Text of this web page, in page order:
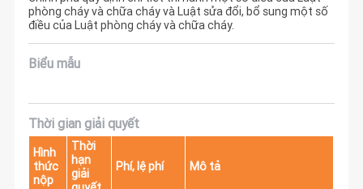
phòng cháy và chữa cháy và Luật sửa đổi, bổ sung một số
điều của Luật phòng cháy và chữa cháy.
Biểu mẫu
Thời gian giải quyết
Hình
thức
nộp
Thời
hạn
giải
Phí, lệ phí Mô tả